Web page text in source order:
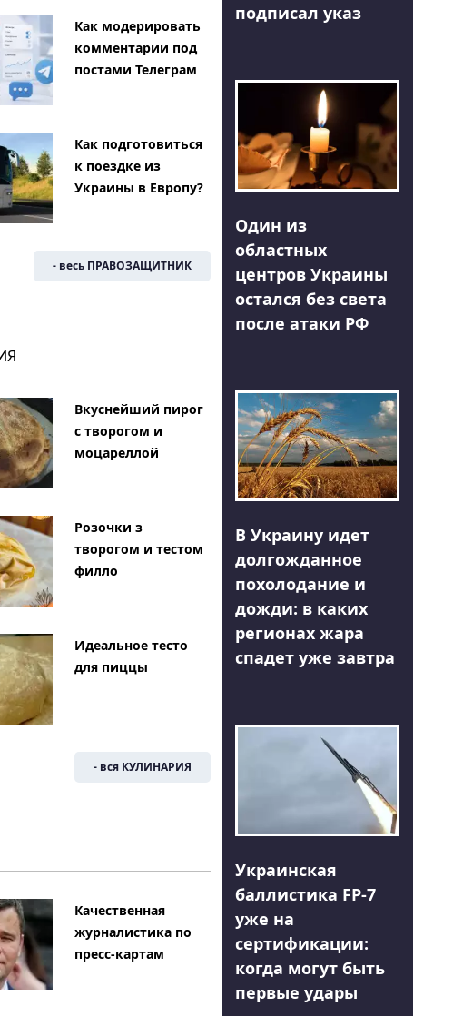
Как модерировать
комментарии под
постами Телеграм
Как подготовиться
к поездке из
Украины в Европу?
- весь ПРАВОЗАЩИТНИК
Вкуснейший пирог
с творогом и
моцареллой
Розочки з
творогом и тестом
филло
Идеальное тесто
для пиццы
- вся КУЛИНАРИЯ
Качественная
журналистика по
пресс-картам
подписал указ
Один из
областных
центров Украины
остался без света
после атаки РФ
В Украину идет
долгожданное
похолодание и
дожди: в каких
регионах жара
спадет уже завтра
Украинская
баллистика FP-7
уже на
сертификации:
когда могут быть
первые удары